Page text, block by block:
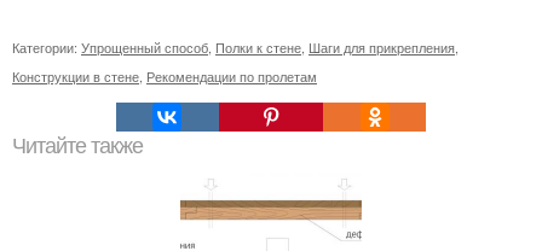
Категории: Упрощенный способ Полки к стене Шаги для прикрепления
Конструкции в стене Рекомендации по пролетам
Читайте также